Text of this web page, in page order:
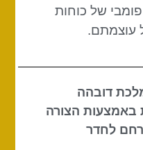
של כוחות
עוצמתם.
דובהה
הצורה
לחדר